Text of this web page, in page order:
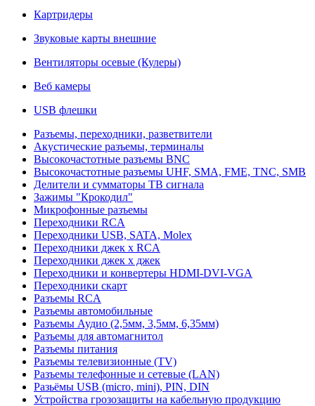
Картридеры
Звуковые карты внешние
Вентиляторы осевые (Кулеры)
Веб камеры
USB флешки
Разъемы, переходники, разветвители
Акустические разъемы, терминалы
Высокочастотные разъемы BNC
Высокочастотные разъемы UHF, SMA, FME, TNC, SMB
Делители и сумматоры ТВ сигнала
Зажимы "Крокодил"
Микрофонные разъемы
Переходники RCA
Переходники USB, SATA, Molex
Переходники джек х RCA
Переходники джек х джек
Переходники и конвертеры HDMI-DVI-VGA
Переходники скарт
Разъемы RCA
Разъемы автомобильные
Разъемы Аудио (2,5мм, 3,5мм, 6,35мм)
Разъемы для автомагнитол
Разъемы питания
Разъемы телевизионные (TV)
Разъемы телефонные и сетевые (LAN)
Разьёмы USB (micro, mini), PIN, DIN
Устройства грозозащиты на кабельную продукцию